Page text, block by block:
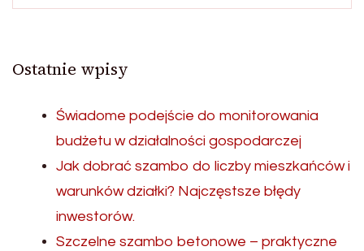
Ostatnie wpisy
Świadome podejście do monitorowania
budżetu w działalności gospodarczej
Jak dobrać szambo do liczby mieszkańców i
warunków działki? Najczęstsze błędy
inwestorów.
Szczelne szambo betonowe – praktyczne